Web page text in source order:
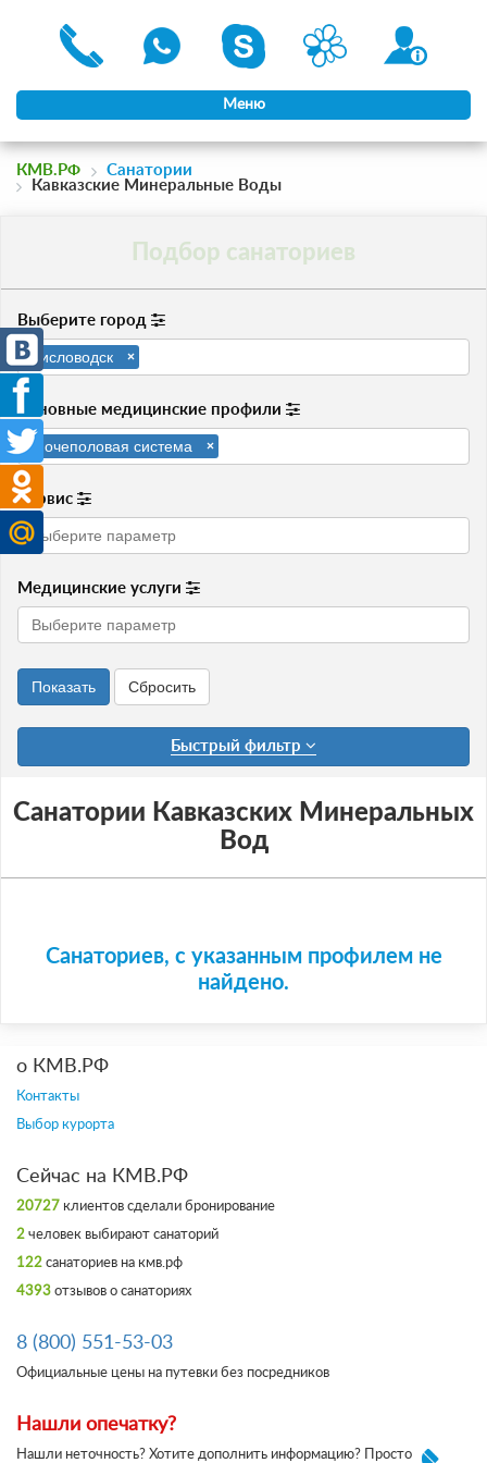
Меню
КМВ.РФ
Санатории
Кавказские Минеральные Воды
Подбор санаториев
Выберите город
Кисловодск ×
Основные медицинские профили
Мочеполовая система ×
Сервис
Медицинские услуги
Быстрый фильтр
Санатории Кавказских Минеральных
Вод
Санаториев, с указанным профилем не
найдено.
о КМВ.РФ
Контакты
Выбор курорта
Сейчас на КМВ.РФ
20727 клиентов сделали бронирование
2 человек выбирают санаторий
122 санаториев на кмв.рф
4393 отзывов о санаториях
8 (800) 551-53-03
Официальные цены на путевки без посредников
Нашли опечатку?
Нашли неточность? Хотите дополнить информацию? Просто